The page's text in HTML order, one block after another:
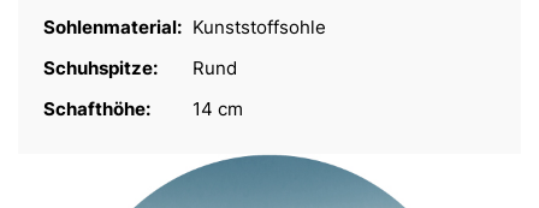
Sohlenmaterial: Kunststoffsohle
Schuhspitze:
Rund
Schafthöhe:
14 cm